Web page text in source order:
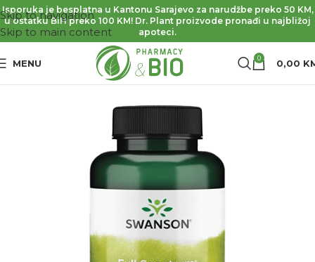
Skip to navigation
Skip to main content
Isporuka je besplatna u Kantonu Sarajevo za narudžbe preko 50 KM,
u ostatku BiH preko 100 KM! Dr. Plant proizvode pronađi u najbližoj
apoteci.
MENU 0 0,00